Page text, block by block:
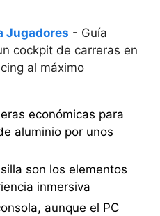
Jugadores - Guía
cockpit de carreras en
al máximo
económicas para
aluminio por unos
son los elementos
inmersiva
aunque el PC